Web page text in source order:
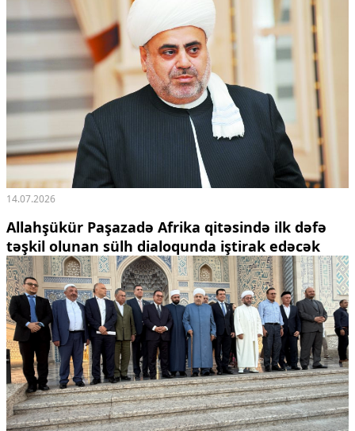
14.07.2026
Allahşükür Paşazadə Afrika qitəsində ilk dəfə
təşkil olunan sülh dialoqunda iştirak edəcək